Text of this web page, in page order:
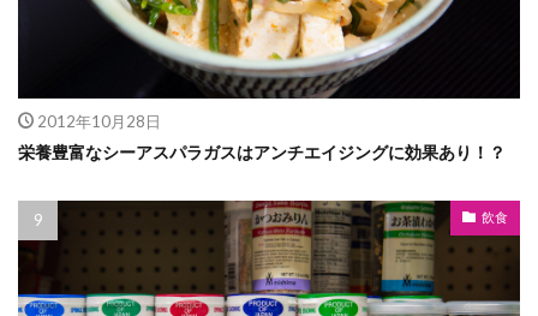
2012年10月28日
栄養豊富なシーアスパラガスはアンチエイジングに効果あり！？
飲食